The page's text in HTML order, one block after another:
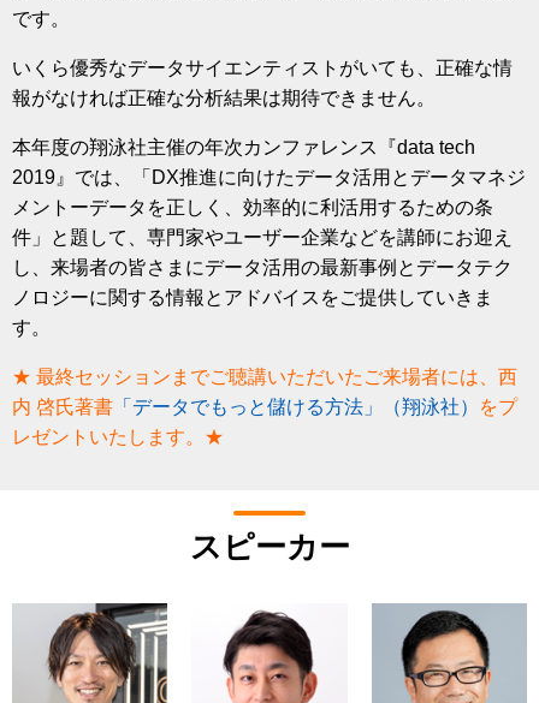
です。
いくら優秀なデータサイエンティストがいても、正確な情
報がなければ正確な分析結果は期待できません。
本年度の翔泳社主催の年次カンファレンス『data tech
2019』では、「DX推進に向けたデータ活用とデータマネジ
メントーデータを正しく、効率的に利活用するための条
件」と題して、専門家やユーザー企業などを講師にお迎え
し、来場者の皆さまにデータ活用の最新事例とデータテク
ノロジーに関する情報とアドバイスをご提供していきま
す。
★ 最終セッションまでご聴講いただいたご来場者には、西
内 啓氏著書 「データでもっと儲ける方法」（翔泳社）
をプ
レゼントいたします。★
スピーカー